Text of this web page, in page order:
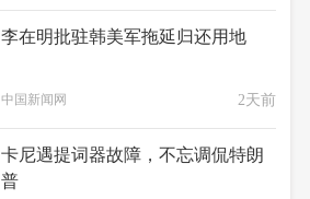
李在明批驻韩美军拖延归还用地
中国新闻网 2天前
卡尼遇提词器故障，不忘调侃特朗
普